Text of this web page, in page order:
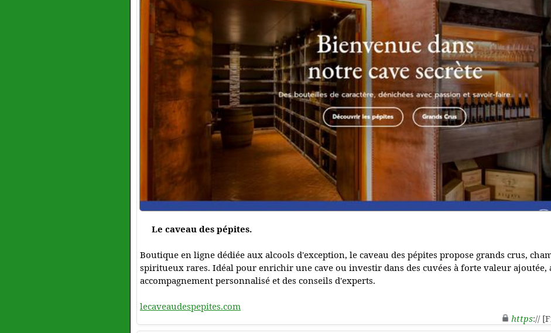
Le caveau des pépites.
Boutique en ligne dédiée aux alcools d'exception, le caveau des pépites propose grands crus,
spiritueux rares. Idéal pour enrichir une cave ou investir dans des cuvées à forte valeur ajoutée,
accompagnement personnalisé et des conseils d'experts.
lecaveaudespepites.com
https://